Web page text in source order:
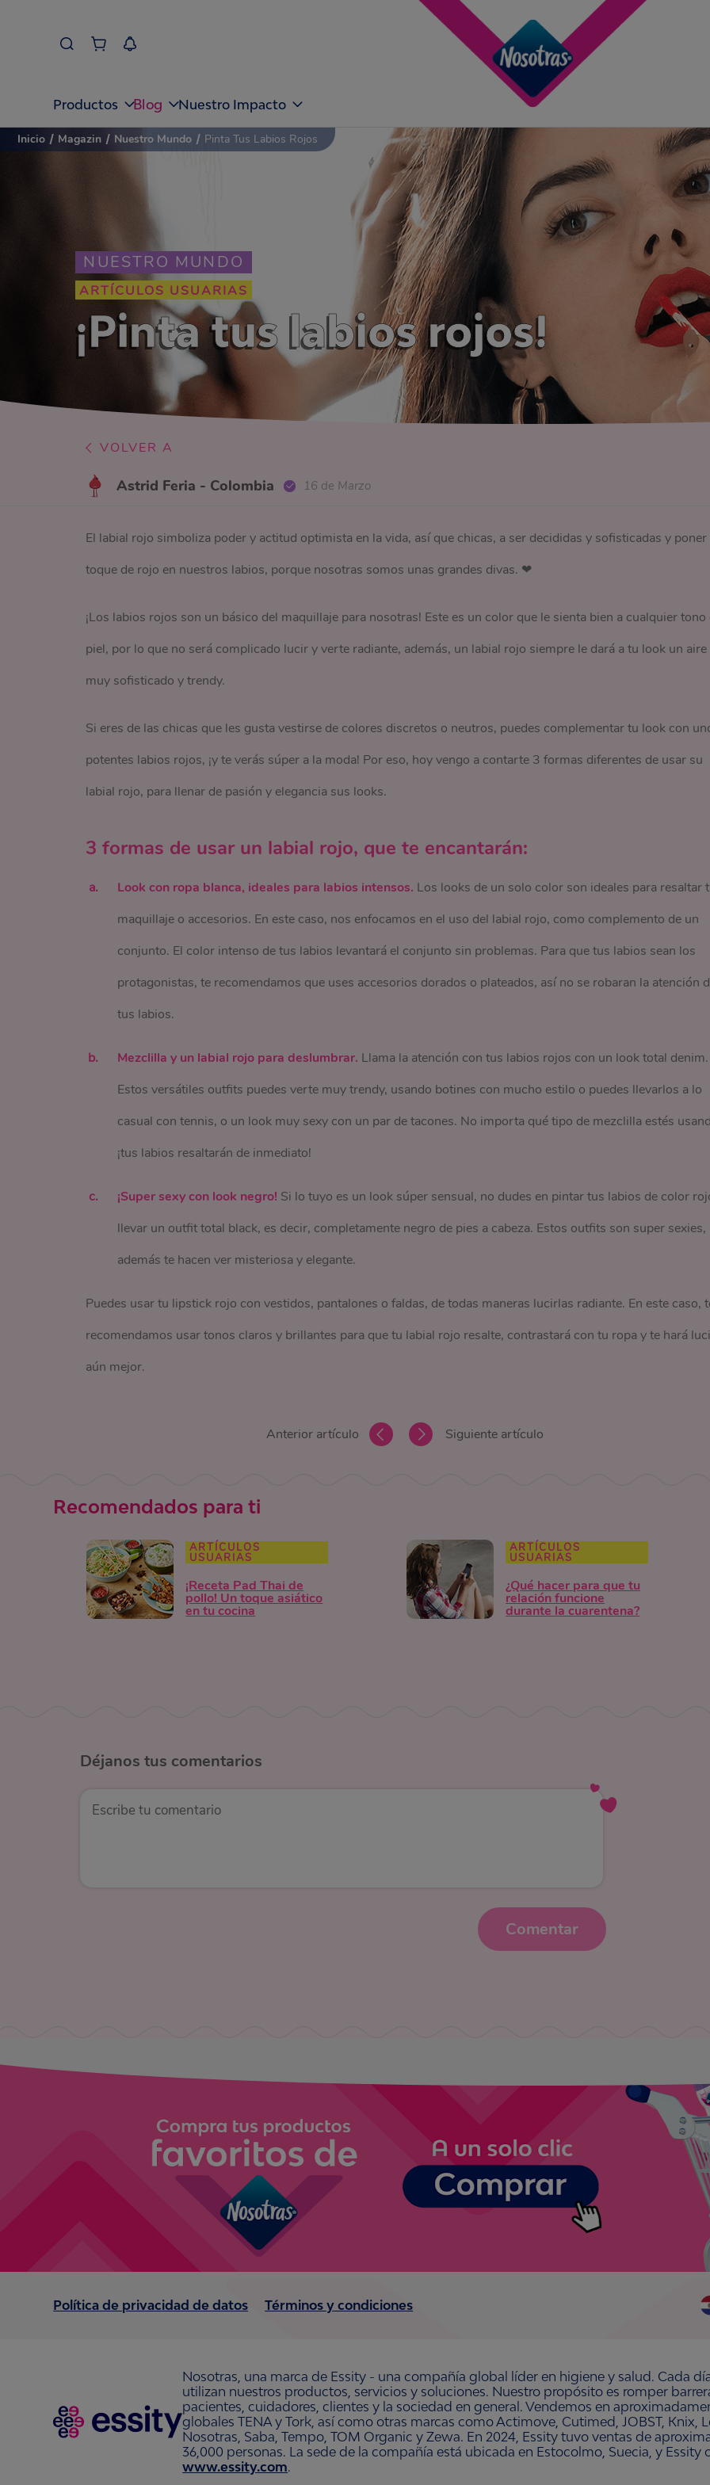
Productos Blog Nuestro Impacto
NUESTRO MUNDO
ARTÍCULOS USUARIAS
¡Pinta tus labios rojos!
Inicio / Magazin / Nuestro Mundo / Pinta Tus Labios Rojos
VOLVER A
Astrid Feria - Colombia 16 de Marzo
El labial rojo simboliza poder y actitud optimista en la vida, así que chicas, a ser decididas y sofisticadas y poner
toque de rojo en nuestros labios, porque nosotras somos unas grandes divas. ❤
¡Los labios rojos son un básico del maquillaje para nosotras! Este es un color que le sienta bien a cualquier tono
piel, por lo que no será complicado lucir y verte radiante, además, un labial rojo siempre le dará a tu look un aire
muy sofisticado y trendy.
Si eres de las chicas que les gusta vestirse de colores discretos o neutros, puedes complementar tu look con
potentes labios rojos, ¡y te verás súper a la moda! Por eso, hoy vengo a contarte 3 formas diferentes de usar su
labial rojo, para llenar de pasión y elegancia sus looks.
3 formas de usar un labial rojo, que te encantarán:
Look con ropa blanca, ideales para labios intensos. Los looks de un solo color son ideales para resaltar
maquillaje o accesorios. En este caso, nos enfocamos en el uso del labial rojo, como complemento de un
conjunto. El color intenso de tus labios levantará el conjunto sin problemas. Para que tus labios sean los
protagonistas, te recomendamos que uses accesorios dorados o plateados, así no se robaran la atención
tus labios.
Mezclilla y un labial rojo para deslumbrar. Llama la atención con tus labios rojos con un look total denim.
Estos versátiles outfits puedes verte muy trendy, usando botines con mucho estilo o puedes llevarlos a lo
casual con tennis, o un look muy sexy con un par de tacones. No importa qué tipo de mezclilla estés
¡tus labios resaltarán de inmediato!
¡Super sexy con look negro! Si lo tuyo es un look súper sensual, no dudes en pintar tus labios de color
llevar un outfit total black, es decir, completamente negro de pies a cabeza. Estos outfits son super sexies,
además te hacen ver misteriosa y elegante.
Puedes usar tu lipstick rojo con vestidos, pantalones o faldas, de todas maneras lucirlas radiante. En este caso,
recomendamos usar tonos claros y brillantes para que tu labial rojo resalte, contrastará con tu ropa y te hará
aún mejor.
Anterior artículo Siguiente artículo
Recomendados para ti
ARTÍCULOS
USUARIAS
¡Receta Pad Thai de
pollo! Un toque asiático
en tu cocina
ARTÍCULOS
USUARIAS
¿Qué hacer para que tu
relación funcione
durante la cuarentena?
Déjanos tus comentarios
Comentar
Política de privacidad de datos Términos y condiciones
Nosotras, una marca de Essity - una compañía global líder en higiene y salud. Cada
utilizan nuestros productos, servicios y soluciones. Nuestro propósito es romper
pacientes, cuidadores, clientes y la sociedad en general. Vendemos en
globales TENA y Tork, así como otras marcas como Actimove, Cutimed, JOBST, Knix,
Nosotras, Saba, Tempo, TOM Organic y Zewa. En 2024, Essity tuvo ventas de
36,000 personas. La sede de la compañía está ubicada en Estocolmo, Suecia, y
www.essity.com.